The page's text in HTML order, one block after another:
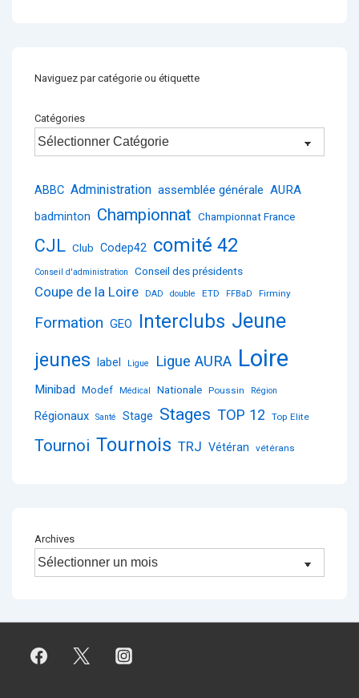
Naviguez par catégorie ou étiquette
Catégories
ABBC Administration assemblée générale AURA
badminton Championnat Championnat France
CJL Club Codep42 comité 42
Conseil d'administration Conseil des présidents
Coupe de la Loire DAD double ETD FFBaD Firminy
Formation GEO Interclubs Jeune
jeunes label Ligue Ligue AURA Loire
Minibad Modef Médical Nationale Poussin Région
Régionaux Santé Stage Stages TOP 12 Top Elite
Tournoi Tournois TRJ Vétéran vétérans
Archives